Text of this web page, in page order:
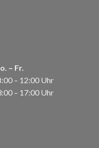
– Fr.
– 12:00 Uhr
– 17:00 Uhr